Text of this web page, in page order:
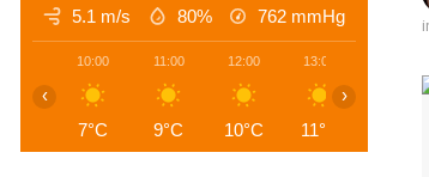
5.1 m/s 80% 762 mmHg
10:00
7°C
11:00
9°C
12:00
10°C
13:00
11°C
‹ ›